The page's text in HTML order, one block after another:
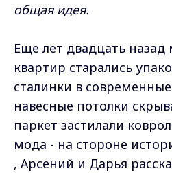
общая идея.
Еще лет двадцать
квартир старались
сталинки в
навесные потолки
паркет застилали
мода - на стороне
, Арсений и Дарья